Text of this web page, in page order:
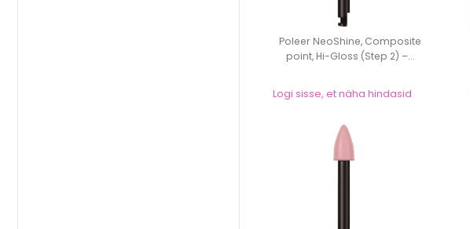
Poleer NeoShine, Composite
point, Hi-Gloss (Step 2) –...
Logi sisse, et näha hindasid